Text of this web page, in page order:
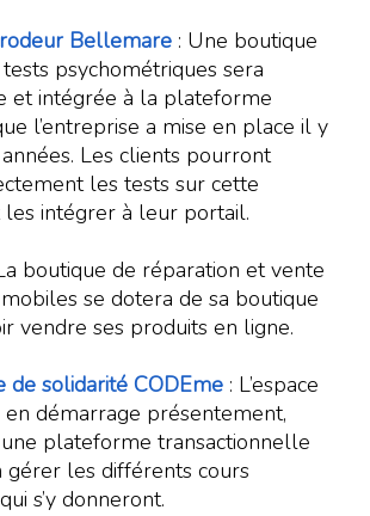
Bellemare : Une boutique
psychométriques sera
et intégrée à la plateforme
l’entreprise a mise en place il y
Les clients pourront
les tests sur cette
intégrer à leur portail.
boutique de réparation et vente
se dotera de sa boutique
vendre ses produits en ligne.
de solidarité CODEme : L’espace
démarrage présentement,
plateforme transactionnelle
gérer les différents cours
s’y donneront.